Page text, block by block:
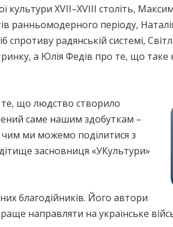
культури XVII–XVIII століть,
ранньомодерного періоду,
спротиву радянській системі,
а Юлія Федів про те, що
те, що людство створило
саме нашим здобуткам –
чим ми можемо поділитися з
засновниця «УКультури»
благодійників. Його автори
направляти на українське